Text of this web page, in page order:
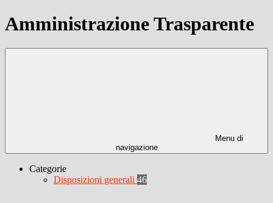
Amministrazione Trasparente
Menu di
navigazione
Categorie
Disposizioni generali 46